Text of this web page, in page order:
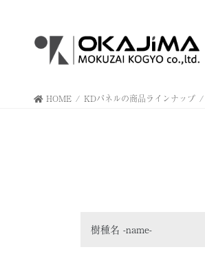
HOME KDパネルの商品ラインナップ
樹種名 -name-